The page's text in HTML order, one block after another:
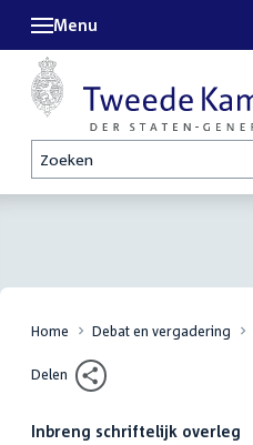
Zoeken
Menu
Home Debat en vergadering
Delen
Inbreng schriftelijk overleg